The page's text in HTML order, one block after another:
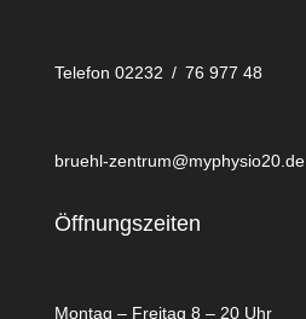
Telefon 02232 / 76 977 48
bruehl-zentrum@myphysio20.de
Öffnungszeiten
Montag – Freitag 8 – 20 Uhr